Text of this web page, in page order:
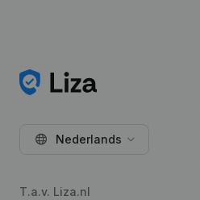
Nederlands
T.a.v. Liza.nl